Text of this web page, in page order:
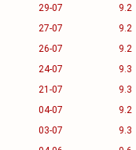
29-07 9.2
27-07 9.2
26-07 9.2
24-07 9.3
21-07 9.3
04-07 9.2
03-07 9.3